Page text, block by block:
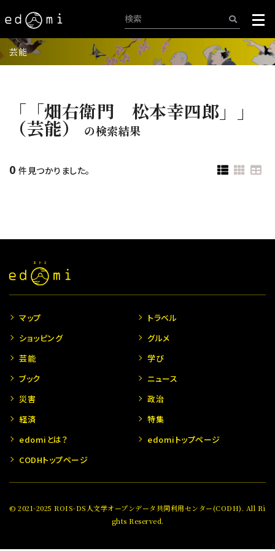
芸能
「「畑右衛門 松本幸四郎」」
（芸能） の検索結果
0 件見つかりました。
マップ
トラベル
ショッピング
グルメ
芸能
学び
ブック
ニュース
災害
政治
経済
特集
edomiとは？
edomiトップページ
CODHトップページ
© 2021-2025 ROIS-DS人文学オープンデータ共同利用センター(CODH). All Ri
ghts Reserved.